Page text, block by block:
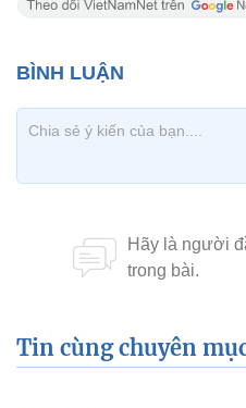
Tin cùng chuyên